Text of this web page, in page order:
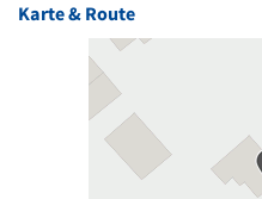
Karte & Route